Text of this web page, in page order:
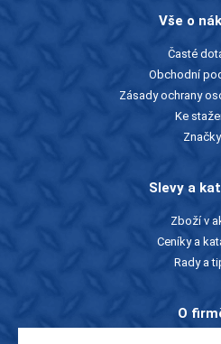
Vše o
Časté
Obchodní
Zásady ochrany
Ke
Značky
Slevy a
Zboží v
Ceníky a
Rady a
O